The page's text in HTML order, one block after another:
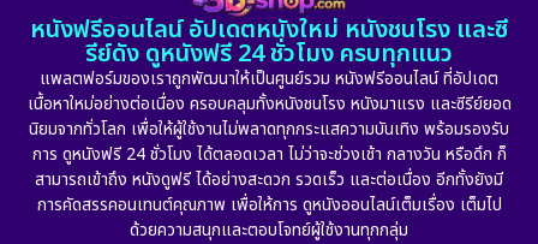
Detective สืบสวน (5)
Detective สืบสวน (56)
Disaster (10)
Disney+ (24)
1974
1971 1962
หนังฟรีออนไลน์ อัปเดตหนังใหม่ หนังชนโรง และซี
รีย์ดัง ดูหนังฟรี 24 ชั่วโมง ครบทุกแนว
แพลตฟอร์มของเราถูกพัฒนาให้เป็นศูนย์รวม หนังฟรีออนไลน์ ที่อัปเดต
เนื้อหาใหม่อย่างต่อเนื่อง ครอบคลุมทั้งหนังชนโรง หนังมาแรง และซีรีย์ยอด
นิยมจากทั่วโลก เพื่อให้ผู้ใช้งานไม่พลาดทุกกระแสความบันเทิง พร้อมรองรับ
การ ดูหนังฟรี 24 ชั่วโมง ได้ตลอดเวลา ไม่ว่าจะช่วงเช้า กลางวัน หรือดึก ก็
สามารถเข้าถึง หนังดูฟรี ได้อย่างสะดวก รวดเร็ว และต่อเนื่อง อีกทั้งยังมี
การคัดสรรคอนเทนต์คุณภาพ เพื่อให้การ ดูหนังออนไลน์เต็มเรื่อง เต็มไป
ด้วยความสนุกและตอบโจทย์ผู้ใช้งานทุกกลุ่ม